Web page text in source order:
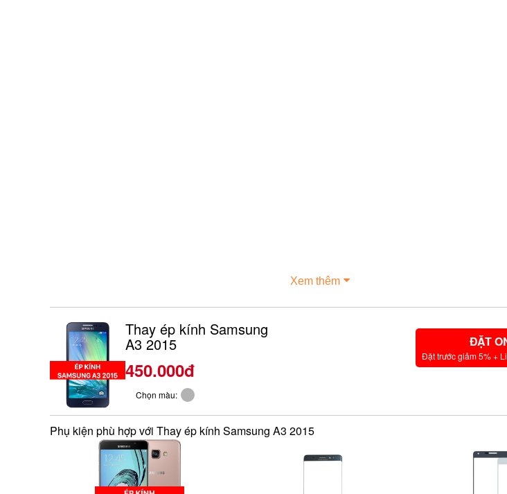
Xem thêm
Thay ép kính Samsung
A3 2015
450.000đ
Chọn màu:
ĐẶT
Đặt trước giảm 5% +
Phụ kiện phù hợp với Thay ép kính Samsung A3 2015